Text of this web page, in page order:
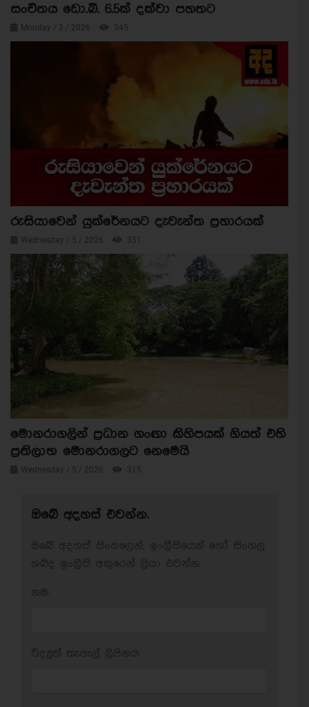
සංචිතය ඩො.බි. 6.5ක් දක්වා පහතට
Monday / 3 / 2026 345
රුසියාවෙන් යුක්රේනයට දැවැන්ත ප්‍රහාරයක්
Wednesday / 5 / 2026 331
මොනරාගලින් ප්‍රධාන ගංඟා කිහිපයක් ගියත් එහි
ප්‍රතිලාභ මොනරාගලට නෙමෙයි
Wednesday / 5 / 2026 315
ඔබේ අදහස් එවන්න.